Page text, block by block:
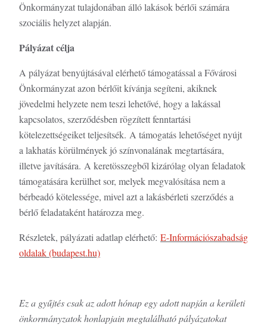
Önkormányzat tulajdonában álló lakások bérlői számára
szociális helyzet alapján.
Pályázat célja
A pályázat benyújtásával elérhető támogatással a Fővárosi
Önkormányzat azon bérlőit kívánja segíteni, akiknek
jövedelmi helyzete nem teszi lehetővé, hogy a lakással
kapcsolatos, szerződésben rögzített fenntartási
kötelezettségeiket teljesítsék. A támogatás lehetőséget nyújt
a lakhatás körülmények jó színvonalának megtartására,
illetve javítására. A keretösszegből kizárólag olyan feladatok
támogatására kerülhet sor, melyek megvalósítása nem a
bérbeadó kötelessége, mivel azt a lakásbérleti szerződés a
bérlő feladataként határozza meg.
Részletek, pályázati adatlap elérhető: E-Információszabadság
oldalak (budapest.hu)
Ez a gyűjtés csak az adott hónap egy adott napján a kerületi
önkormányzatok honlapjain megtalálható pályázatokat